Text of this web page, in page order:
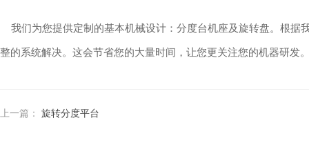
我们为您提供定制的基本机械设计：分度台机座及旋转盘。根据
整的系统解决。这会节省您的大量时间，让您更关注您的机器研发
上一篇： 旋转分度平台